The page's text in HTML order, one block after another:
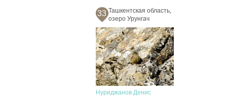
33 Ташкентская область,
озеро Урунгач
Нуриджанов Денис